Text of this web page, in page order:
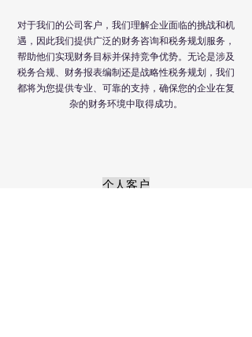
对于我们的公司客户，我们理解企业面临的挑战和机
遇，因此我们提供广泛的财务咨询和税务规划服务，
帮助他们实现财务目标并保持竞争优势。无论是涉及
税务合规、财务报表编制还是战略性税务规划，我们
都将为您提供专业、可靠的支持，确保您的企业在复
杂的财务环境中取得成功。
个人客户